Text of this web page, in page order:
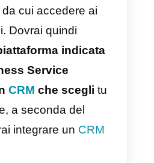
con un nuovo provider,
un nuovo
tutto